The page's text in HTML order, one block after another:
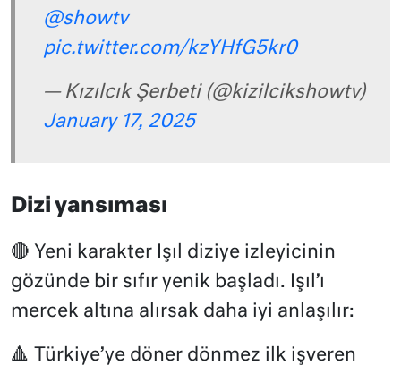
@showtv
pic.twitter.com/kzYHfG5kr0
— Kızılcık Şerbeti (@kizilcikshowtv)
January 17, 2025
Dizi yansıması
🔴 Yeni karakter Işıl diziye izleyicinin
gözünde bir sıfır yenik başladı. Işıl’ı
mercek altına alırsak daha iyi anlaşılır:
🔺
Türkiye’ye döner dönmez ilk işveren